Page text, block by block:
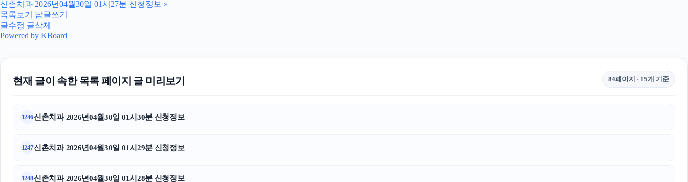
신촌치과 2026년04월30일 01시27분 신청정보 »
목록보기
답글쓰기
글수정 글삭제
Powered by KBoard
현재 글이 속한 목록 페이지 글 미리보기 84페이지 · 15개 기준
1246신촌치과 2026년04월30일 01시30분 신청정보
1247신촌치과 2026년04월30일 01시29분 신청정보
1248신촌치과 2026년04월30일 01시28분 신청정보